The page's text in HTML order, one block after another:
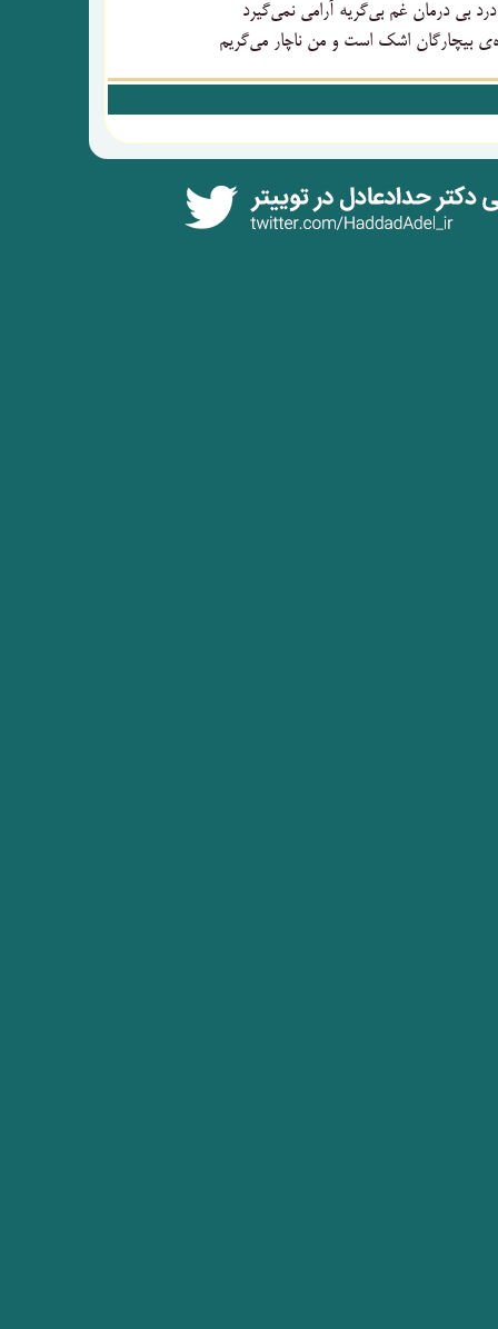
درد بی درمان غم بی‌گریه آرامی نمی‌گیرد
بیچارگان اشک است و من ناچار می‌گریم